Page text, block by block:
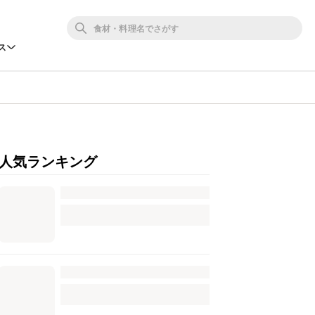
人気ランキング